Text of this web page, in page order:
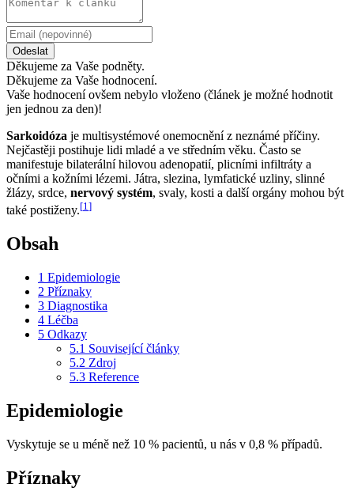
Odeslat
Děkujeme za Vaše podněty.
Děkujeme za Vaše hodnocení.
Vaše hodnocení ovšem nebylo vloženo (článek je možné hodnotit
jen jednou za den)!
Sarkoidóza je multisystémové onemocnění z neznámé příčiny.
Nejčastěji postihuje lidi mladé a ve středním věku. Často se
manifestuje bilaterální hilovou adenopatií, plicními infiltráty a
očními a kožními lézemi. Játra, slezina, lymfatické uzliny, slinné
žlázy, srdce, nervový systém, svaly, kosti a další orgány mohou být
také postiženy.[1 ]
Obsah
1 Epidemiologie
2 Příznaky
3 Diagnostika
4 Léčba
5 Odkazy
5.1 Související články
5.2 Zdroj
5.3 Reference
Epidemiologie
Vyskytuje se u méně než 10 % pacientů, u nás v 0,8 % případů.
Příznaky